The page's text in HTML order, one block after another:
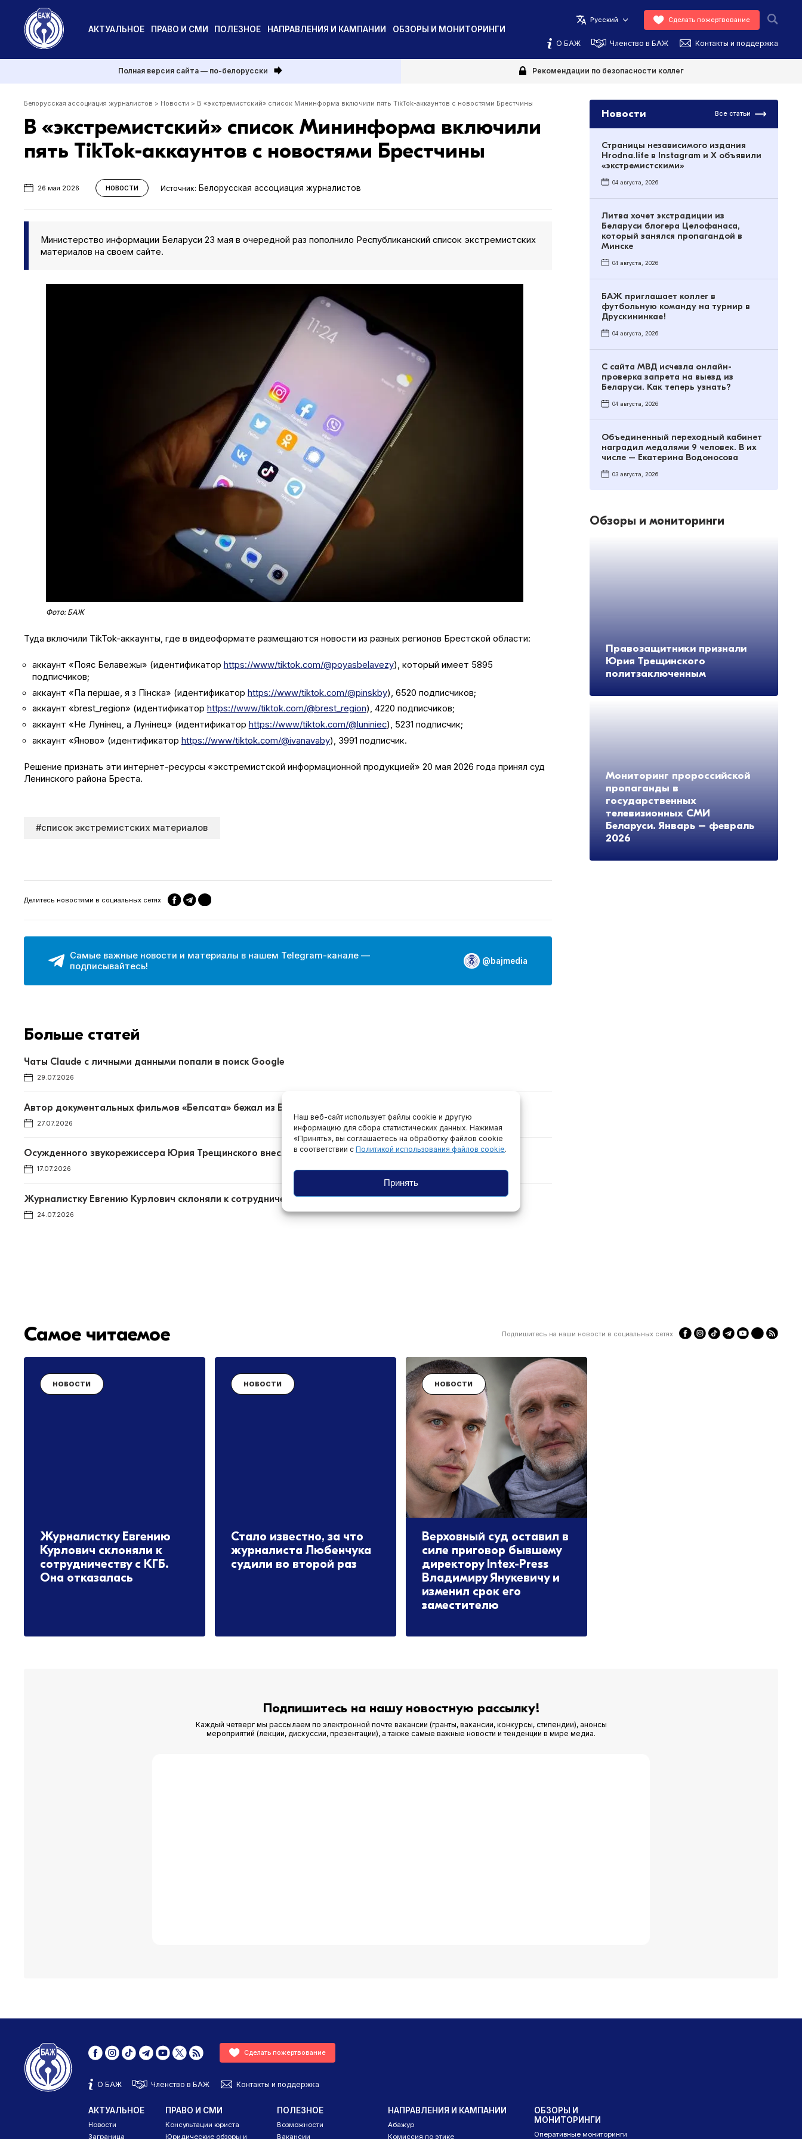
Наш веб-сайт использует файлы cookie и другую
информацию для сбора статистических данных. Нажимая
«Принять», вы соглашаетесь на обработку файлов cookie
в соответствии с Политикой использования файлов cookie.
Принять
АКТУАЛЬНОЕ ПРАВО И СМИ ПОЛЕЗНОЕ НАПРАВЛЕНИЯ И КАМПАНИИ ОБЗОРЫ И МОНИТОРИНГИ
Русский Сделать пожертвование
О БАЖ Членство в БАЖ Контакты и поддержка
Полная версия сайта — по-белорусски Рекомендации по безопасности коллег
Белорусская ассоциация журналистов > Новости > В «экстремистский» список Мининформа включили пять TikTok-аккаунтов с новостями Брестчины
В «экстремистский» список Мининформа включили
пять TikTok-аккаунтов с новостями Брестчины
26 мая 2026 НОВОСТИ Источник: Белорусская ассоциация журналистов
Министерство информации Беларуси 23 мая в очередной раз пополнило Республиканский список экстремистских
материалов на своем сайте.
Фото: БАЖ
Туда включили Tik­Tok-аккаунты, где в видеоформате размещаются новости из разных регионов Брестской области:
аккаунт «Пояс Белавежы» (идентификатор https://www/tiktok.com/@poyasbelavezy), который имеет 5895
подписчиков;
аккаунт «Па першае, я з Пiнска» (идентификатор https://www/tiktok.com/@pinskby), 6520 подписчиков;
аккаунт «brest_region» (идентификатор https://www/tiktok.com/@brest_region), 4220 подписчиков;
аккаунт «Не Лунiнец, а Лунiнец» (идентификатор https://www/tiktok.com/@luniniec), 5231 подписчик;
аккаунт «Яново» (идентификатор https://www/tiktok.com/@ivanavaby), 3991 подписчик.
Решение признать эти интернет-ресурсы «экстремистской информационной продукцией» 20 мая 2026 года принял суд
Ленинского района Бреста.
#список экстремистских материалов
Делитесь новостями в социальных сетях
Самые важные новости и материалы в нашем Telegram-канале —
подписывайтесь!
@bajmedia
Больше статей
Чаты Claude с личными данными попали в поиск Google
29.07.2026
Автор документальных фильмов «Белсата» бежал из Беларуси после обысков
27.07.2026
Осужденного звукорежиссера Юрия Трещинского внесли в перечень «экстремистов»
17.07.2026
Журналистку Евгению Курлович склоняли к сотрудничеству с КГБ. Она отказалась
24.07.2026
Новости Все статьи
Страницы независимого издания
Hrodna.life в Instagram и X объявили
«экстремистскими»
04 августа, 2026
Литва хочет экстрадиции из
Беларуси блогера Целофанаса,
который занялся пропагандой в
Минске
04 августа, 2026
БАЖ приглашает коллег в
футбольную команду на турнир в
Друскининкае!
04 августа, 2026
С сайта МВД исчезла онлайн-
проверка запрета на выезд из
Беларуси. Как теперь узнать?
04 августа, 2026
Объединенный переходный кабинет
наградил медалями 9 человек. В их
числе – Екатерина Водоносова
03 августа, 2026
Обзоры и мониторинги
Правозащитники признали
Юрия Трещинского
политзаключенным
Мониторинг пророссийской
пропаганды в
государственных
телевизионных СМИ
Беларуси. Январь – февраль
2026
Самое читаемое Подпишитесь на наши новости в социальных сетях
НОВОСТИ
Журналистку Евгению
Курлович склоняли к
сотрудничеству с КГБ.
Она отказалась
НОВОСТИ
Стало известно, за что
журналиста Любенчука
судили во второй раз
НОВОСТИ
Верховный суд оставил в
силе приговор бывшему
директору Intex-Press
Владимиру Янукевичу и
изменил срок его
заместителю
Подпишитесь на нашу новостную рассылку!
Каждый четверг мы рассылаем по электронной почте вакансии (гранты, вакансии, конкурсы, стипендии), анонсы
мероприятий (лекции, дискуссии, презентации), а также самые важные новости и тенденции в мире медиа.
Сделать пожертвование
О БАЖ Членство в БАЖ Контакты и поддержка
АКТУАЛЬНОЕ
Новости
Заграница
ПРАВО И СМИ
Консультации юриста
Юридические обзоры и
ПОЛЕЗНОЕ
Возможности
Вакансии
НАПРАВЛЕНИЯ И КАМПАНИИ
Абажур
Комиссия по этике
ОБЗОРЫ И
МОНИТОРИНГИ
Оперативные мониторинги